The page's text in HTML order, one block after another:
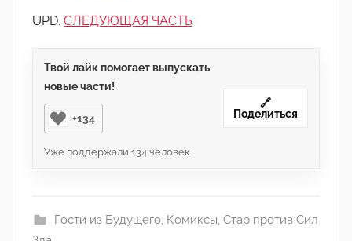
UPD. СЛЕДУЮЩАЯ ЧАСТЬ
Твой лайк помогает выпускать
новые части!
+134
Уже поддержали 134 человек
🔗
Поделиться
Гости из Будущего, Комиксы, Стар против Сил